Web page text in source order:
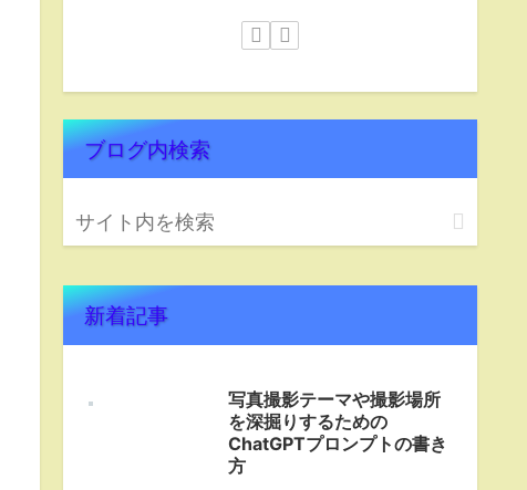
ブログ内検索
新着記事
写真撮影テーマや撮影場所
を深掘りするための
ChatGPTプロンプトの書き
方